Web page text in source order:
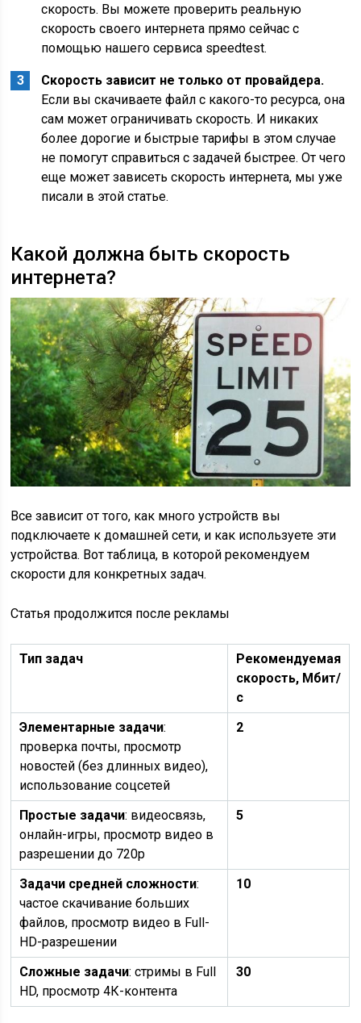
скорость. Вы можете проверить реальную
скорость своего интернета прямо сейчас с
помощью нашего сервиса speedtest.
Скорость зависит не только от провайдера.
Если вы скачиваете файл с какого-то ресурса, она
сам может ограничивать скорость. И никаких
более дорогие и быстрые тарифы в этом случае
не помогут справиться с задачей быстрее. От чего
еще может зависеть скорость интернета, мы уже
писали в этой статье.
Какой должна быть скорость
интернета?
Все зависит от того, как много устройств вы
подключаете к домашней сети, и как используете эти
устройства. Вот таблица, в которой рекомендуем
скорости для конкретных задач.
Статья продолжится после рекламы
Тип задач
Рекомендуемая
скорость, Мбит/
с
Элементарные задачи:
проверка почты, просмотр
новостей (без длинных видео),
использование соцсетей
2
Простые задачи: видеосвязь,
онлайн-игры, просмотр видео в
разрешении до 720p
5
Задачи средней сложности:
частое скачивание больших
файлов, просмотр видео в Full-
HD-разрешении
10
Сложные задачи: стримы в Full
HD, просмотр 4К-контента
30